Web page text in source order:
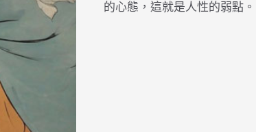
的心態，這就是人性的弱點。